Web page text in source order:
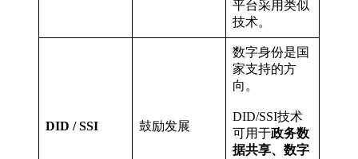
平台采用类似
技术。
DID / SSI 鼓励发展
数字身份是国
家支持的方
向。
DID/SSI技术
可用于政务数
据共享、数字